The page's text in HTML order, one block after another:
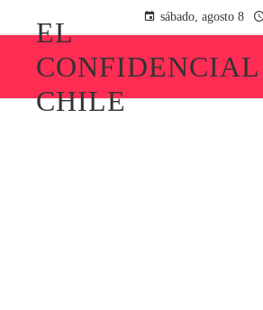
sábado, agosto 8
EL
CONFIDENCIAL
CHILE